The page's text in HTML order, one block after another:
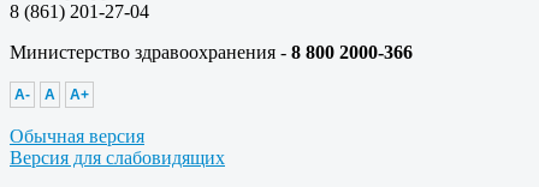
8 (861) 201-27-04
Министерство здравоохранения - 8 800 2000-366
A- A A+
Обычная версия
Версия для слабовидящих